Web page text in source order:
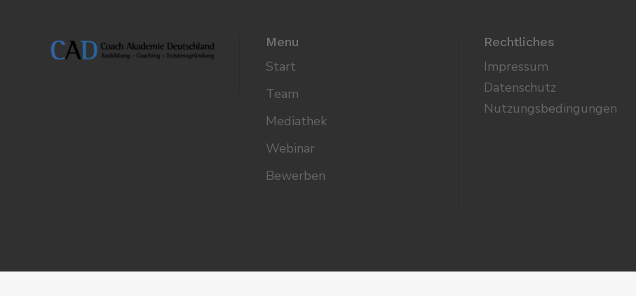
Menu
Start
Team
Mediathek
Webinar
Bewerben
Rechtliches
Impressum
Datenschutz
Nutzungsbedingungen